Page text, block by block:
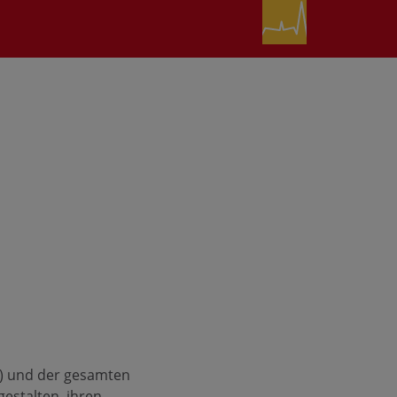
und der gesamten